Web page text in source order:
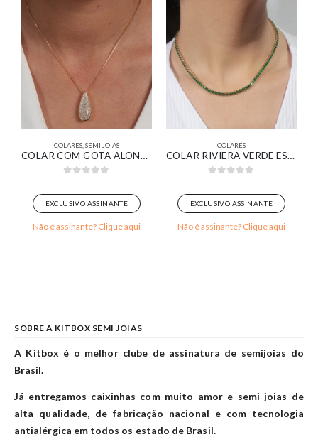
COLARES,SEMI JOIAS
COLAR COM GOTA ALONGADA PAVÊ BANHADO EM OURO 18K
EXCLUSIVO ASSINANTE
Não é assinante? Clique aqui
COLARES
COLAR RIVIERA VERDE ESMERALDA BANHADA EM OURO 18K
EXCLUSIVO ASSINANTE
Não é assinante? Clique aqui
SOBRE A KITBOX SEMI JOIAS
A Kitbox é o melhor clube de assinatura de semijoias do
Brasil.
Já entregamos caixinhas com muito amor e semi joias de
alta qualidade, de fabricação nacional e com tecnologia
antialérgica em todos os estado de Brasil.